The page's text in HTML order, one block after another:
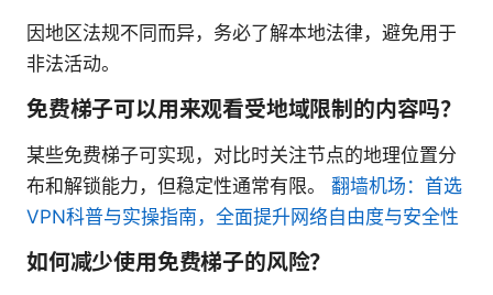
因地区法规不同而异，务必了解本地法律，避免用于
非法活动。
免费梯子可以用来观看受地域限制的内容吗？
某些免费梯子可实现，对比时关注节点的地理位置分
布和解锁能力，但稳定性通常有限。 翻墙机场：首选
VPN科普与实操指南，全面提升网络自由度与安全性
如何减少使用免费梯子的风险？